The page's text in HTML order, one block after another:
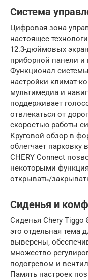
Система
Цифровая зона
настоящее
12.3-дюймовых
приборной панели
Функционал
настройки климат-
мультимедиа и
поддерживает
отвлекаться от
скоростью работы
Круговой обзор в
облегчает парковку
CHERY Connect
некоторыми
открывать/
Сиденья и
Сиденья Chery Tiggo
это отдельная тема
выверены,
множество
подогревом и
Память настроек